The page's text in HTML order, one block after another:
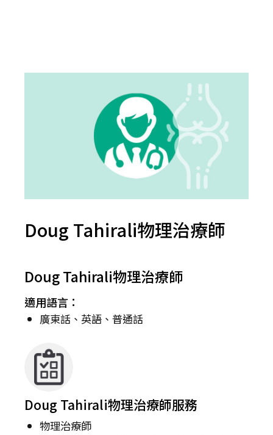
Doug Tahirali物理治療師
Doug Tahirali物理治療師
適用語言：
廣東話、英語、普通話
Doug Tahirali物理治療師服務
物理治療師